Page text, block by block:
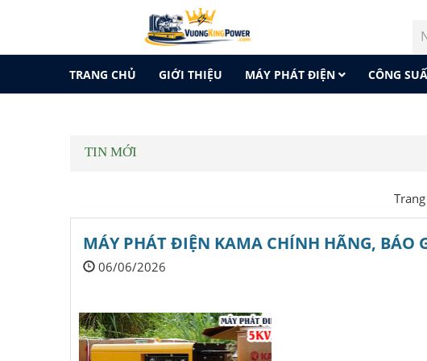
TRANG CHỦ GIỚI THIỆU MÁY PHÁT ĐIỆN CÔNG
TIN MỚI
MÁY PHÁT ĐIỆN KAMA CHÍNH HÃNG, BÁO
06/06/2026